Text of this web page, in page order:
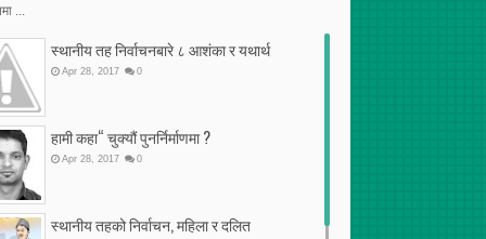
...
स्थानीय तह निर्वाचनबारे ८ आशंका र यथार्थ
Apr 28 2017 0
हामी कहा“ चुक्यौं पुनर्निर्माणमा ?
Apr 28 2017 0
स्थानीय तहको निर्वाचन, महिला र दलित